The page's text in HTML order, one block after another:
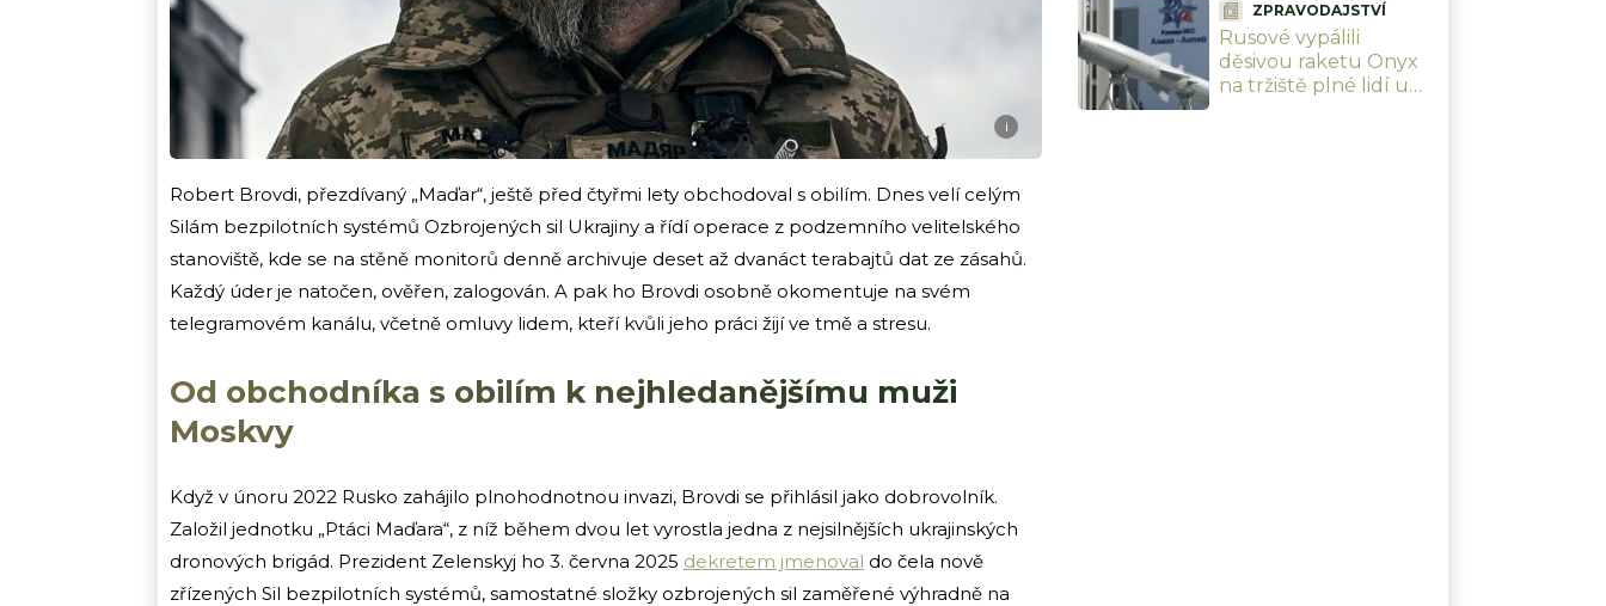
i
Robert Brovdi, přezdívaný „Maďar“, ještě před čtyřmi lety obchodoval s obilím. Dnes velí celým
Silám bezpilotních systémů Ozbrojených sil Ukrajiny a řídí operace z podzemního velitelského
stanoviště, kde se na stěně monitorů denně archivuje deset až dvanáct terabajtů dat ze zásahů.
Každý úder je natočen, ověřen, zalogován. A pak ho Brovdi osobně okomentuje na svém
telegramovém kanálu, včetně omluvy lidem, kteří kvůli jeho práci žijí ve tmě a stresu.
Od obchodníka s obilím k nejhledanějšímu muži
Moskvy
Když v únoru 2022 Rusko zahájilo plnohodnotnou invazi, Brovdi se přihlásil jako dobrovolník.
Založil jednotku „Ptáci Maďara“, z níž během dvou let vyrostla jedna z nejsilnějších ukrajinských
dronových brigád. Prezident Zelenskyj ho 3. června 2025 dekretem jmenoval do čela nově
zřízených Sil bezpilotních systémů, samostatné složky ozbrojených sil zaměřené výhradně na
dvě malé holčičky
ZPRAVODAJSTVÍ
Rusové vypálili
děsivou raketu Onyx
na tržiště plné lidí u